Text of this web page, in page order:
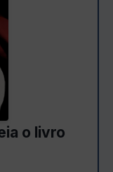
o livro